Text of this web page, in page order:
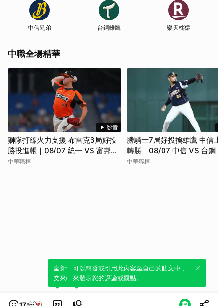
中信兄弟 台鋼雄鷹 樂天桃猿
中職全場精華
影音
獅隊打線火力支援 布雷克6局好投
勝投進帳｜08/07 統一 VS 富邦｜
全場精華
中華職棒
勝騎士7局好投擒雄鷹 中信
轉勝｜08/07 中信 VS 台鋼
精華
中華職棒
全新體驗！一鍵引用此內容，透過發布貼
文來輕鬆表達個人立場。
可以轉發或引用此內容至自己的貼文中，
來發表您的評論或觀點。